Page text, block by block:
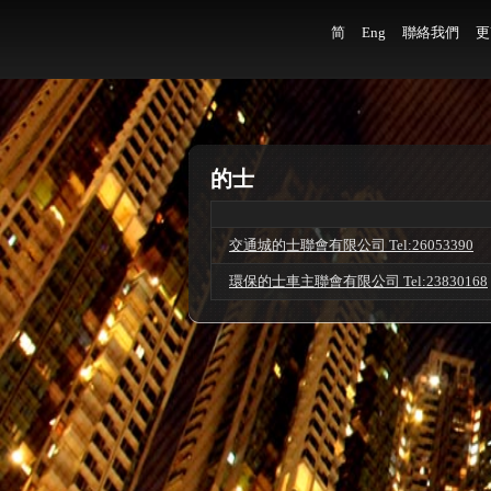
简 Eng 聯絡我們
的士
交通城的士聯會有限公司 Tel:26053390
環保的士車主聯會有限公司 Tel:23830168